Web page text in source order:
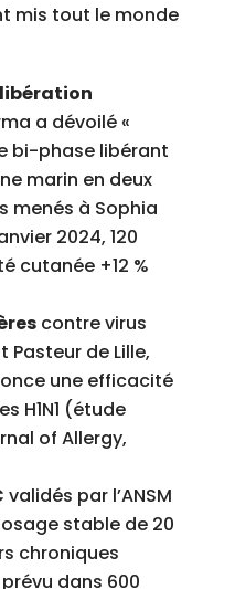
mis tout le monde
a dévoilé «
bi-phase libérant
marin en deux
menés à Sophia
2024, 120
cutanée +12 %
contre virus
Pasteur de Lille,
une efficacité
H1N1 (étude
of Allergy,
validés par l’ANSM
stable de 20
chroniques
dans 600